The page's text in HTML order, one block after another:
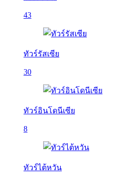
43
ทัวร์รัสเซีย
30
ทัวร์อินโดนีเซีย
8
ทัวร์ไต้หวัน